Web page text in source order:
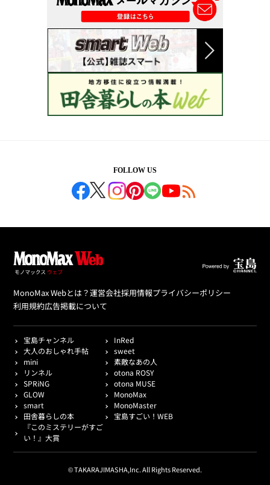
FOLLOW US
MonoMax Webとは？運営会社採用情報プライバシーポリシー
利用規約広告掲載について
宝島チャンネル
InRed
大人のおしゃれ手帖
sweet
mini
素敵なあの人
リンネル
otona ROSY
SPRiNG
otona MUSE
GLOW
MonoMax
smart
MonoMaster
田舎暮らしの本
宝島すごい！WEB
『このミステリーがすご
い！』大賞
© TAKARAJIMASHA,Inc. All Rights Reserved.